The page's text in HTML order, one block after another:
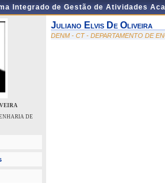
Integrado de Gestão de Atividades
DE
Juliano Elvis De Oliveira
DENM - CT - DEPARTAMENTO DE